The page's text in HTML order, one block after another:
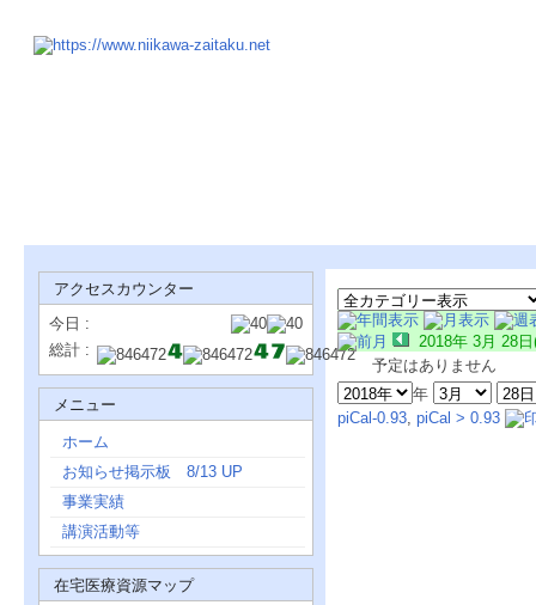
アクセスカウンター
今日 :
総計 :
メニュー
ホーム
お知らせ掲示板 8/13 UP
事業実績
講演活動等
在宅医療資源マップ
2018年 3月 28
予定はありません
年
piCal-0.93, piCal > 0.93